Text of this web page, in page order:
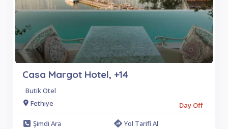
Casa Margot Hotel, +14
Butik Otel
Fethiye
Day Off
Şimdi Ara
Yol Tarifi Al